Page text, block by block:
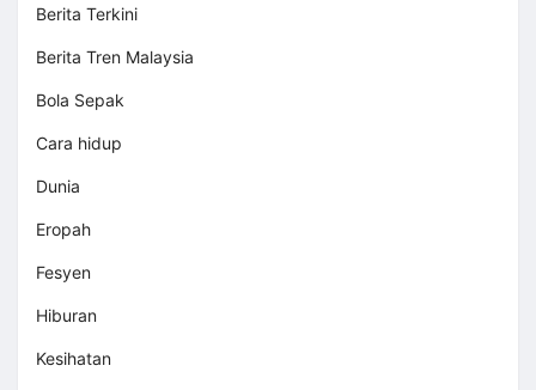
Berita Terkini
Berita Tren Malaysia
Bola Sepak
Cara hidup
Dunia
Eropah
Fesyen
Hiburan
Kesihatan